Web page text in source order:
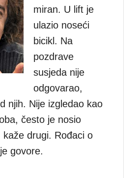
miran. U lift je
ulazio noseći
bicikl. Na
pozdrave
susjeda nije
odgovarao,
njih. Nije izgledao kao
često je nosio
kaže drugi. Rođaci o
govore.